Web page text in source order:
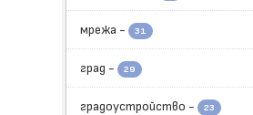
мрежа - 31
град - 29
градоустройство - 23